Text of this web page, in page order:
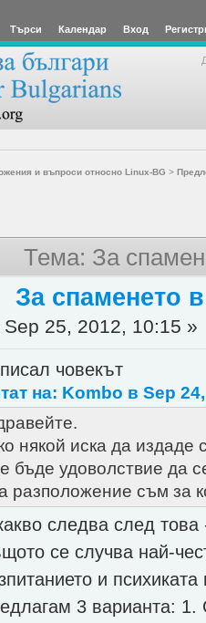
Търси Календар Вход
и въпроси относно Linux-BG >
Тема: За
За спаменето
Sep 25, 2012, 10:15 »
човекът
на: Kombo в Sep
някой иска да издаде
бъде удоволствие да
разположение съм за
следва след
се случва най-
и
3 варианта: